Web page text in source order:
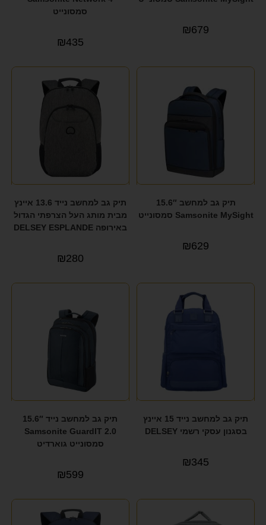
₪679
סמסונייט
₪435
תיק גב למחשב 15.6″
Samsonite MySight סמסונייט
₪629
תיק גב למחשב נייד 13.6 איינץ
מבית מותג העל הצרפתי הגדול
באירופה DELSEY ESPLANDE
₪280
תיק גב למחשב נייד 15 איינץ
בסגנון עסקי רשמי DELSEY
₪345
תיק גב למחשב נייד 15.6″
Samsonite GuardIT 2.0
סמסונייט גוארדיט
₪599